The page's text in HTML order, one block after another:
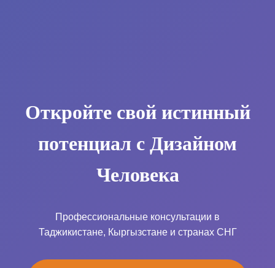
Откройте свой истинный
потенциал с Дизайном
Человека
Профессиональные консультации в
Таджикистане, Кыргызстане и странах СНГ